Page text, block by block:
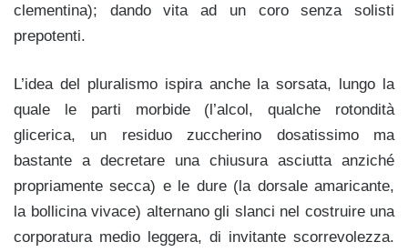
clementina); dando vita ad un coro senza solisti
prepotenti.
L’idea del pluralismo ispira anche la sorsata, lungo la
quale le parti morbide (l’alcol, qualche rotondità
glicerica, un residuo zuccherino dosatissimo ma
bastante a decretare una chiusura asciutta anziché
propriamente secca) e le dure (la dorsale amaricante,
la bollicina vivace) alternano gli slanci nel costruire una
corporatura medio leggera, di invitante scorrevolezza.